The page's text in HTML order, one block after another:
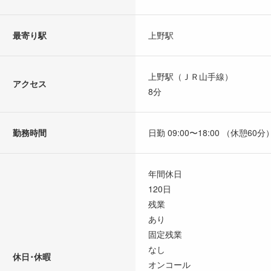
最寄り駅 上野駅
アクセス
上野駅（ＪＲ山手線）
8分
勤務時間 日勤 09:00〜18:00 （休憩60分
休日･休暇
年間休日
120日
残業
あり
固定残業
なし
オンコール